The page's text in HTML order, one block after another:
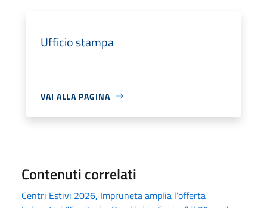
Ufficio stampa
VAI ALLA PAGINA
Contenuti correlati
Centri Estivi 2026, Impruneta amplia l’offerta